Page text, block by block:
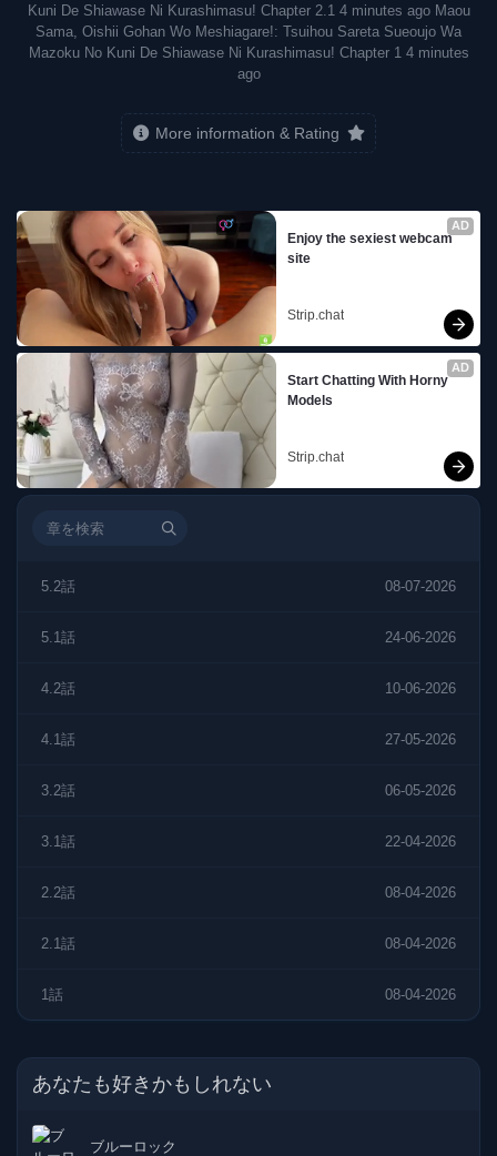
Kuni De Shiawase Ni Kurashimasu! Chapter 2.1 4 minutes ago Maou
Sama, Oishii Gohan Wo Meshiagare!: Tsuihou Sareta Sueoujo Wa
Mazoku No Kuni De Shiawase Ni Kurashimasu! Chapter 1 4 minutes
ago
More information & Rating
AD
Enjoy the sexiest webcam
site
Strip.chat
AD
Start Chatting With Horny
Models
Strip.chat
5.2話 08-07-2026
5.1話 24-06-2026
4.2話 10-06-2026
4.1話 27-05-2026
3.2話 06-05-2026
3.1話 22-04-2026
2.2話 08-04-2026
2.1話 08-04-2026
1話 08-04-2026
あなたも好きかもしれない
ブルーロック